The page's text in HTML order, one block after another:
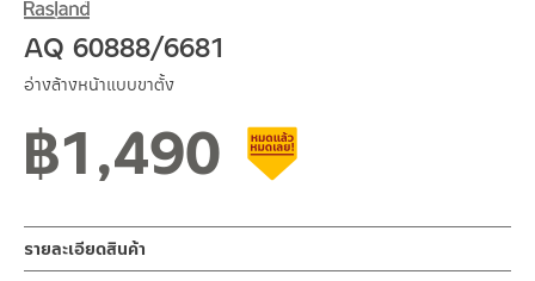
AQ 60888/6681
อ่างล้างหน้าแบบขาตั้ง
฿1,490
รายละเอียดสินค้า